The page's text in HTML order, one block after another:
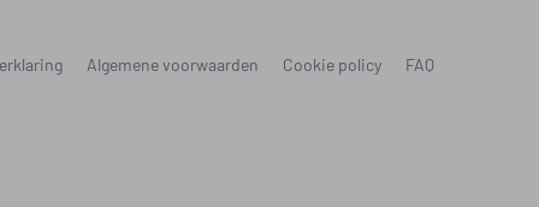
Algemene voorwaarden Cookie policy FAQ